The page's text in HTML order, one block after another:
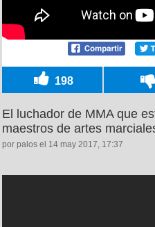
198
El luchador de MMA que
maestros de artes
por palos el 14 may 2017, 17:37